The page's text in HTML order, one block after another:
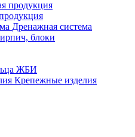
Дренажная система
блоки
ЖБИ
Крепежные изделия